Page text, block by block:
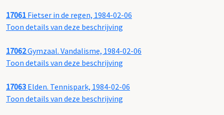
17061 Fietser in de regen, 1984-02-06
Toon details van deze beschrijving
17062Gymzaal. Vandalisme, 1984-02-06
Toon details van deze beschrijving
17063 Elden. Tennispark, 1984-02-06
Toon details van deze beschrijving